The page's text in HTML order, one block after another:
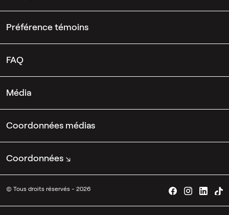
Préférence témoins
FAQ
Média
Coordonnées médias
Coordonnées
© Tous droits réservés - 2026